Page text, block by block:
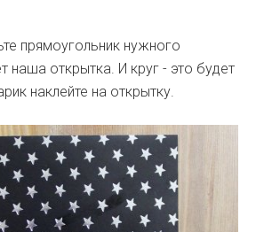
прямоугольник нужного
наша открытка. И круг - это будет
наклейте на открытку.